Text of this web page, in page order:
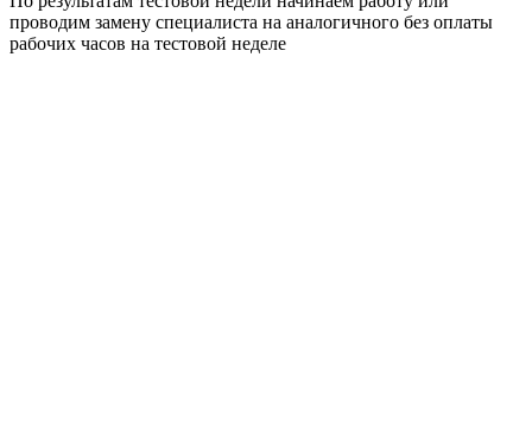
проводим замену специалиста на аналогичного без оплаты
рабочих часов на тестовой неделе